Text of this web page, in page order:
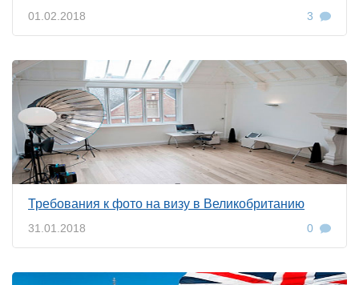
01.02.2018 3
Требования к фото на визу в Великобританию
31.01.2018 0